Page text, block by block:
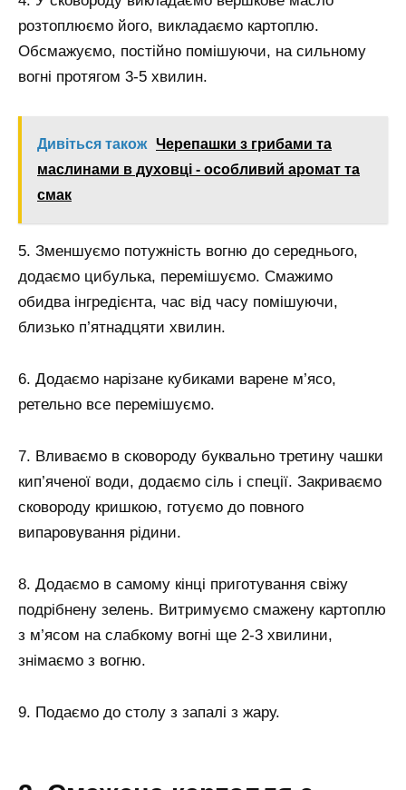
розтоплюємо його, викладаємо картоплю.
Обсмажуємо, постійно помішуючи, на сильному
вогні протягом 3-5 хвилин.
Дивіться також Черепашки з грибами та
маслинами в духовці - особливий аромат та
смак
5. Зменшуємо потужність вогню до середнього,
додаємо цибулька, перемішуємо. Смажимо
обидва інгредієнта, час від часу помішуючи,
близько п’ятнадцяти хвилин.
6. Додаємо нарізане кубиками варене м’ясо,
ретельно все перемішуємо.
7. Вливаємо в сковороду буквально третину чашки
кип’яченої води, додаємо сіль і спеції. Закриваємо
сковороду кришкою, готуємо до повного
випаровування рідини.
8. Додаємо в самому кінці приготування свіжу
подрібнену зелень. Витримуємо смажену картоплю
з м’ясом на слабкому вогні ще 2-3 хвилини,
знімаємо з вогню.
9. Подаємо до столу з запалі з жару.